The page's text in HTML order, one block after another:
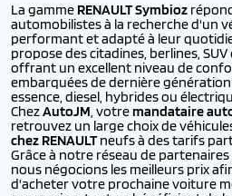
La gamme RENAULTSymbioz
automobilistes à la recherche d'un
performant et adapté à leur
propose des citadines, berlines,
offrant un excellent niveau de
embarquées de dernière
essence, diesel, hybrides ou
ChezAutoJM, votremandataire
retrouvez un large choix de
chez RENAULTneufs à des tarifs
Grâce à notre réseau de
nous négocions les meilleurs prix
d'acheter votre prochaine voiture